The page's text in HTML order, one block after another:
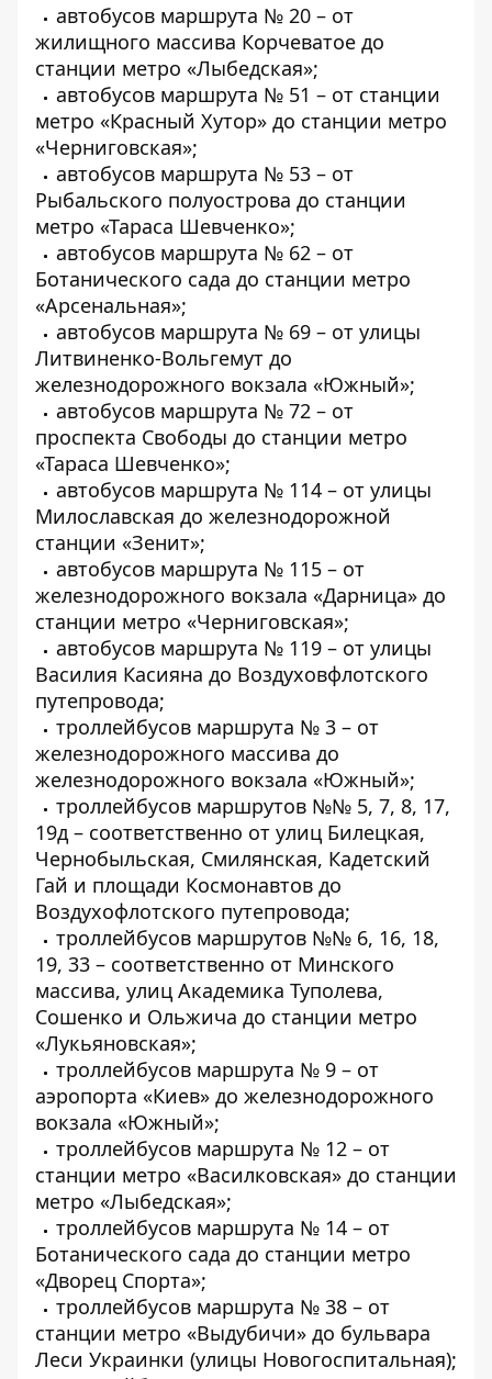
автобусов маршрута № 20 – от
жилищного массива Корчеватое до
станции метро «Лыбедская»;
автобусов маршрута № 51 – от станции
метро «Красный Хутор» до станции метро
«Черниговская»;
автобусов маршрута № 53 – от
Рыбальского полуострова до станции
метро «Тараса Шевченко»;
автобусов маршрута № 62 – от
Ботанического сада до станции метро
«Арсенальная»;
автобусов маршрута № 69 – от улицы
Литвиненко-Вольгемут до
железнодорожного вокзала «Южный»;
автобусов маршрута № 72 – от
проспекта Свободы до станции метро
«Тараса Шевченко»;
автобусов маршрута № 114 – от улицы
Милославская до железнодорожной
станции «Зенит»;
автобусов маршрута № 115 – от
железнодорожного вокзала «Дарница» до
станции метро «Черниговская»;
автобусов маршрута № 119 – от улицы
Василия Касияна до Воздуховфлотского
путепровода;
троллейбусов маршрута № 3 – от
железнодорожного массива до
железнодорожного вокзала «Южный»;
троллейбусов маршрутов №№ 5, 7, 8, 17,
19д – соответственно от улиц Билецкая,
Чернобыльская, Смилянская, Кадетский
Гай и площади Космонавтов до
Воздухофлотского путепровода;
троллейбусов маршрутов №№ 6, 16, 18,
19, 33 – соответственно от Минского
массива, улиц Академика Туполева,
Сошенко и Ольжича до станции метро
«Лукьяновская»;
троллейбусов маршрута № 9 – от
аэропорта «Киев» до железнодорожного
вокзала «Южный»;
троллейбусов маршрута № 12 – от
станции метро «Василковская» до станции
метро «Лыбедская»;
троллейбусов маршрута № 14 – от
Ботанического сада до станции метро
«Дворец Спорта»;
троллейбусов маршрута № 38 – от
станции метро «Выдубичи» до бульвара
Леси Украинки (улицы Новогоспитальная);